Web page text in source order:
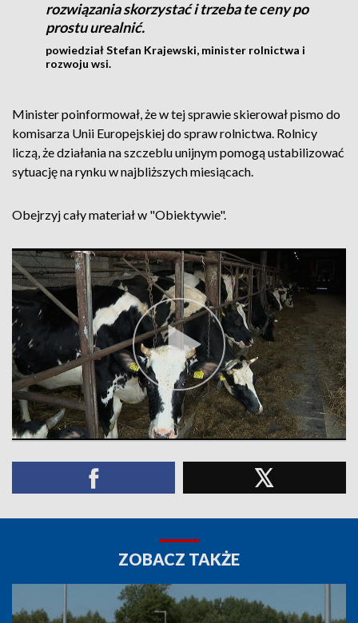
rozwiązania skorzystać i trzeba te ceny po
prostu urealnić.
powiedział Stefan Krajewski, minister rolnictwa i
rozwoju wsi.
Minister poinformował, że w tej sprawie skierował pismo do
komisarza Unii Europejskiej do spraw rolnictwa. Rolnicy
liczą, że działania na szczeblu unijnym pomogą ustabilizować
sytuację na rynku w najbliższych miesiącach.
Obejrzyj cały materiał w "Obiektywie".
ZOBACZ TAKŻE